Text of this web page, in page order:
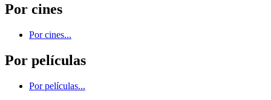
Por cines
Por cines...
Por películas
Por películas...